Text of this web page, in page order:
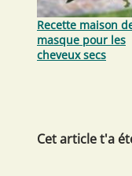
Recette maison
masque pour les
cheveux secs
Cet article t'a